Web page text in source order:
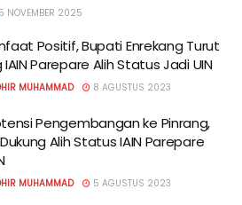
NOVEMBER 2025
Positif, Bupati Enrekang Turut
IAIN Parepare Alih Status Jadi UIN
MUHAMMAD 8 AGUSTUS 2023
Pengembangan ke Pinrang,
Alih Status IAIN Parepare
MUHAMMAD 5 AGUSTUS 2023